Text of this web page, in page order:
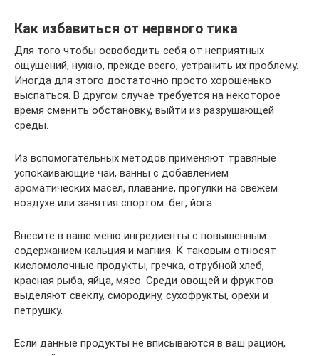
Как избавиться от нервного тика
Для того чтобы освободить себя от неприятных
ощущений, нужно, прежде всего, устранить их проблему.
Иногда для этого достаточно просто хорошенько
выспаться. В другом случае требуется на некоторое
время сменить обстановку, выйти из разрушающей
среды.
Из вспомогательных методов применяют травяные
успокаивающие чаи, ванны с добавлением
ароматических масел, плавание, прогулки на свежем
воздухе или занятия спортом: бег, йога.
Внесите в ваше меню ингредиенты с повышенным
содержанием кальция и магния. К таковым относят
кисломолочные продукты, гречка, отрубной хлеб,
красная рыба, яйца, мясо. Среди овощей и фруктов
выделяют свеклу, смородину, сухофрукты, орехи и
петрушку.
Если данные продукты не вписываются в ваш рацион,